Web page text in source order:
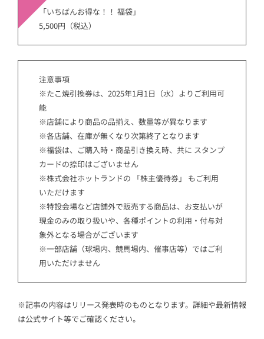
「いちばんお得な！！ 福袋」
5,500円（税込）
注意事項
※たこ焼引換券は、2025年1月1日（水）よりご利用可
能
※店舗により商品の品揃え、数量等が異なります
※各店舗、在庫が無くなり次第終了となります
※福袋は、ご購入時・商品引き換え時、共に スタンプ
カードの捺印はございません
※株式会社ホットランドの 「株主優待券」 もご利用
いただけます
※特設会場など店舗外で販売する商品は、お支払いが
現金のみの取り扱いや、各種ポイントの利用・付与対
象外となる場合がございます
※一部店舗（球場内、競馬場内、催事店等）ではご利
用いただけません
※記事の内容はリリース発表時のものとなります。詳細や最新情報
は公式サイト等でご確認ください。